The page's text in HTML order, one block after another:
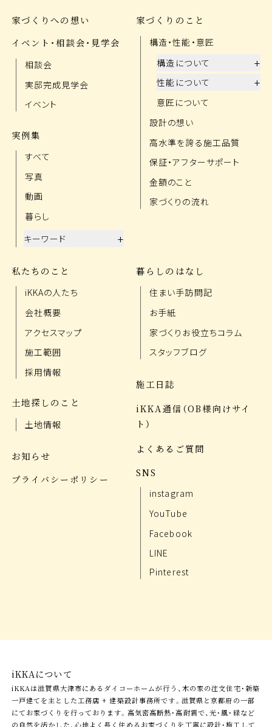
家づくりへの想い
イベント・相談会・見学会
相談会
実邸完成見学会
イベント
実例集
すべて
写真
動画
暮らし
キーワード
+
家づくりのこと
構造・性能・意匠
構造について
+
性能について +
意匠について
設計の想い
高水準を誇る施工品質
保証・アフターサポート
金額のこと
家づくりの流れ
私たちのこと
iKKAの人たち
会社概要
アクセスマップ
施工範囲
採用情報
土地探しのこと
土地情報
お知らせ
プライバシーポリシー
暮らしのはなし
住まい手訪問記
お手紙
家づくりお役立ちコラム
スタッフブログ
施工日誌
iKKA通信（OB様向けサイ
ト）
よくあるご質問
SNS
instagram
YouTube
Facebook
LINE
Pinterest
iKKAについて
iKKAは滋賀県大津市にあるダイコーホームが行う、木の家の注文住宅・新築
一戸建てを主とした工務店 + 建築設計事務所です。滋賀県と京都府の一部
にてお家づくりを行っております。高気密高断熱・高耐震で、光・風・緑など
の自然を活かした、心地よく長く住めるお家づくりを丁寧に設計・施工して